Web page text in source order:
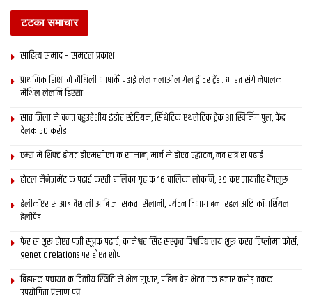
टटका समाचार
साहित्य समाद – समटल प्रकाश
प्राथमिक शि‍क्षा मे मैथि‍ली भाषाकेँ पढ़ाई लेल चलाओल गेल ट्वीटर ट्रेंड : भारत संगे नेपालक
मैथिल लेलनि हिस्सा
सात जिला मे बनत बहुउद्देशीय इंडोर स्‍टेडि‍यम, सिंथेटिक एथलेटिक ट्रेक आ स्विमिंग पुल, केंद्र
देलक 50 करोड़
एम्स मे शिफ्ट होयत डीएमसीएच क सामान, मार्च मे होएत उद्घाटन, नव सत्र स पढाई
होटल मैनेजमेंट क पढ़ाई करती बालिका गृह क 16 बालिका लोकनि, 29 कए जायतीह बेंगलुरु
हेलीकॉप्टर स आब वैशाली आबि जा सकता सैलानी, पर्यटन विभाग बना रहल अछि कॉमर्शियल
हेलीपैड
फेर स शुरू होएत पंजी सूत्रक पढाई, कामेश्वर सिंह संस्कृत विश्वविद्यालय शुरू करत डिप्लोमा कोर्स,
genetic relations पर होएत शोध
बिहारक पंचायत क वित्‍तीय स्थिति मे भेल सुधार, पहिल बेर भेटत एक हजार करोड़ तकक
उपयोगिता प्रमाण पत्र